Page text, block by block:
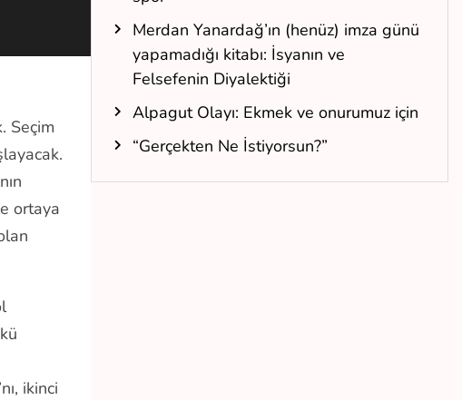
Seçim
ortaya
ikinci
Merdan Yanardağ’ın (henüz) imza günü
yapamadığı kitabı: İsyanın ve
Felsefenin Diyalektiği
Alpagut Olayı: Ekmek ve onurumuz için
“Gerçekten Ne İstiyorsun?”